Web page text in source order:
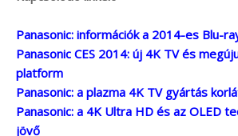
Panasonic: információk a 2014-es Blu-
Panasonic CES 2014: új 4K TV és
platform
Panasonic: a plazma 4K TV gyártás
Panasonic: a 4K Ultra HD és az OLED
jövő